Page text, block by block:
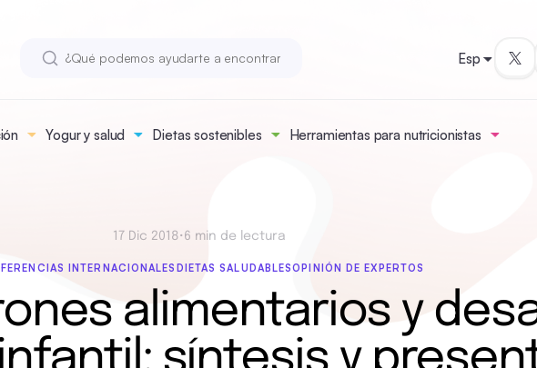
Yogur y salud Dietas sostenibles Herramientas para nutricionistas
Esp
17 Dic 2018• 6 min de lectura
INTERNACIONALES DIETAS SALUDABLESOPINIÓN DE EXPERTOS
alimentarios y